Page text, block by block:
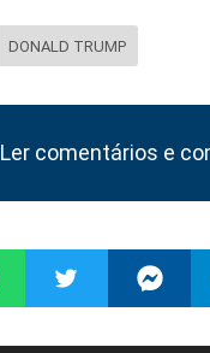
DONALD TRUMP
Ler comentários e